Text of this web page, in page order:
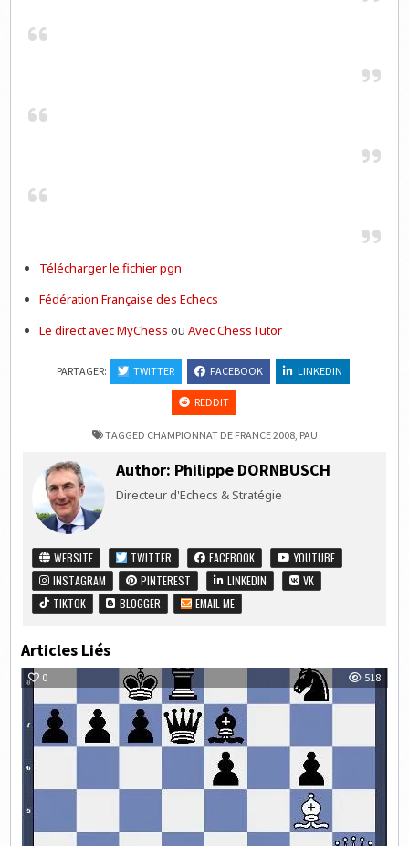
Télécharger le fichier pgn
Fédération Française des Echecs
Le direct avec MyChess ouAvec ChessTutor
PARTAGER: TWITTER FACEBOOK LINKEDIN
REDDIT
TAGGED CHAMPIONNAT DE FRANCE 2008, PAU
Author: Philippe DORNBUSCH
Directeur d'Echecs & Stratégie
WEBSITE TWITTER FACEBOOK
YOUTUBE
INSTAGRAM
PINTEREST LINKEDIN
VK
TIKTOK
BLOGGER EMAIL ME
Articles Liés
0 518